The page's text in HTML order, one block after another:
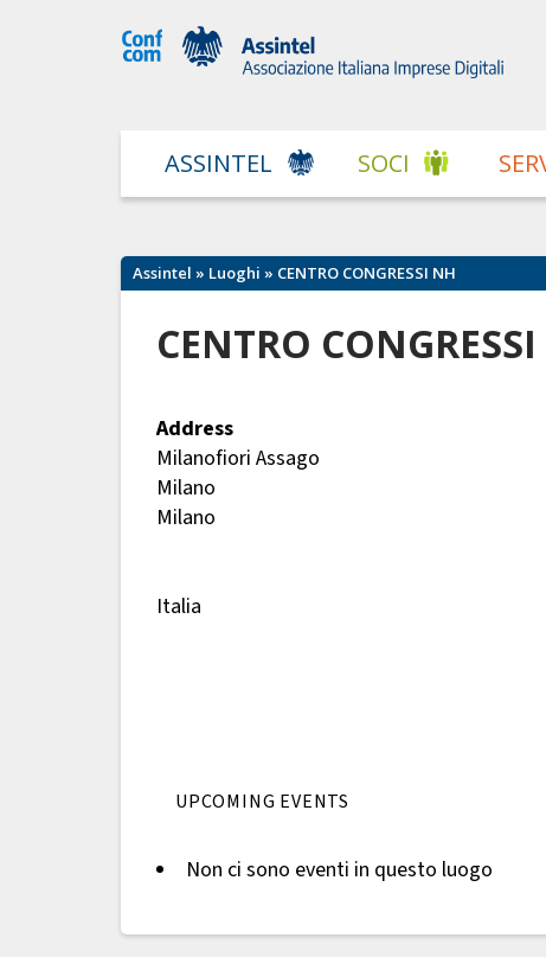
ASSINTEL SOCI
Assintel » Luoghi » CENTRO CONGRESSI NH
CENTRO
Address
Milanofiori Assago
Milano
Milano
Italia
UPCOMING EVENTS
Non ci sono eventi in questo luogo